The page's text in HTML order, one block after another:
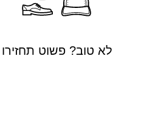
לא טוב? פשוט תחזירו